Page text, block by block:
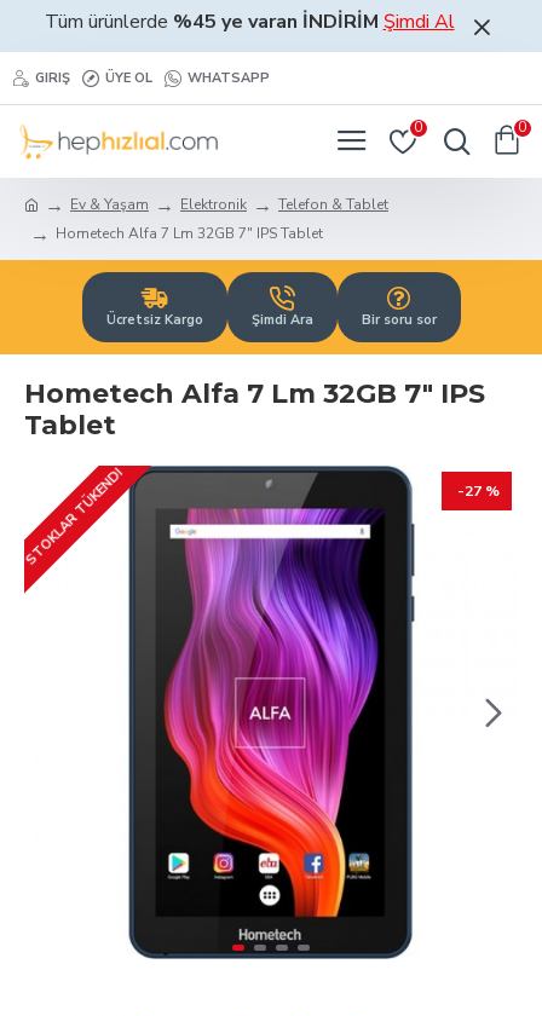
Tüm ürünlerde %45 ye varan İNDİRİM Şimdi Al
GIRIŞ ÜYE OL WHATSAPP
0 0
Ev & Yaşam Elektronik
Telefon & Tablet
Hometech Alfa 7 Lm 32GB 7" IPS Tablet
Ücretsiz Kargo Şimdi Ara Bir soru sor
Hometech Alfa 7 Lm 32GB 7" IPS
Tablet
-27 %
STOKLAR TÜKENDI